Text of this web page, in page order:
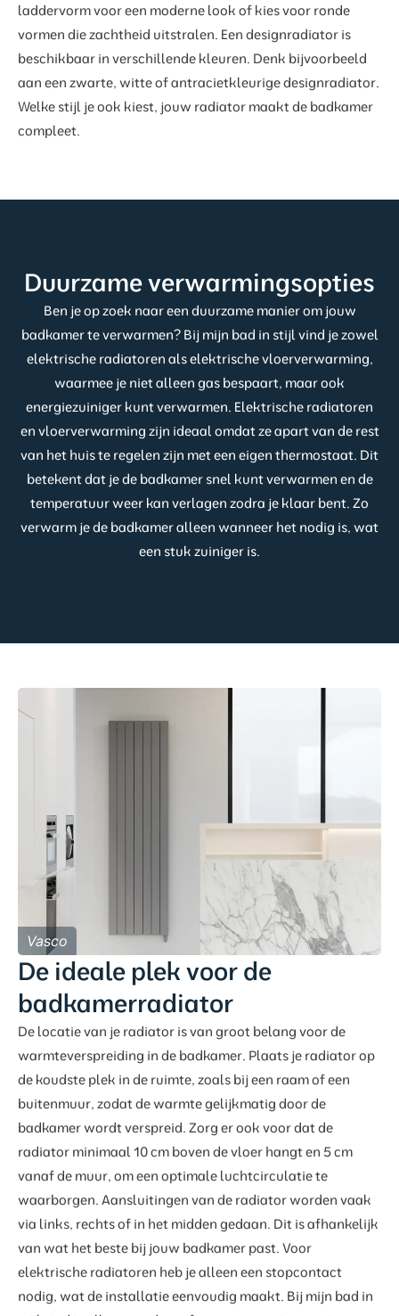
laddervorm voor een moderne look of kies voor ronde
vormen die zachtheid uitstralen. Een designradiator is
beschikbaar in verschillende kleuren. Denk bijvoorbeeld
aan een zwarte, witte of antracietkleurige designradiator.
Welke stijl je ook kiest, jouw radiator maakt de badkamer
compleet.
Duurzame verwarmingsopties
Ben je op zoek naar een duurzame manier om jouw
badkamer te verwarmen? Bij mijn bad in stijl vind je zowel
elektrische radiatoren als elektrische vloerverwarming,
waarmee je niet alleen gas bespaart, maar ook
energiezuiniger kunt verwarmen. Elektrische radiatoren
en vloerverwarming zijn ideaal omdat ze apart van de rest
van het huis te regelen zijn met een eigen thermostaat. Dit
betekent dat je de badkamer snel kunt verwarmen en de
temperatuur weer kan verlagen zodra je klaar bent. Zo
verwarm je de badkamer alleen wanneer het nodig is, wat
een stuk zuiniger is.
De ideale plek voor de
badkamerradiator
De locatie van je radiator is van groot belang voor de
warmteverspreiding in de badkamer. Plaats je radiator op
de koudste plek in de ruimte, zoals bij een raam of een
buitenmuur, zodat de warmte gelijkmatig door de
badkamer wordt verspreid. Zorg er ook voor dat de
radiator minimaal 10 cm boven de vloer hangt en 5 cm
vanaf de muur, om een optimale luchtcirculatie te
waarborgen. Aansluitingen van de radiator worden vaak
via links, rechts of in het midden gedaan. Dit is afhankelijk
van wat het beste bij jouw badkamer past. Voor
elektrische radiatoren heb je alleen een stopcontact
nodig, wat de installatie eenvoudig maakt. Bij mijn bad in
Vasco